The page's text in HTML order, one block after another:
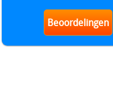
Beoordelingen